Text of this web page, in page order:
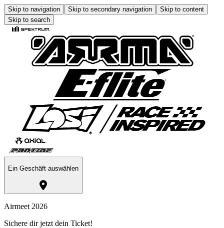
Skip to navigation Skip to secondary navigation
Skip to content
Skip to search
Ein Geschäft auswählen
Airmeet 2026
Sichere dir jetzt dein Ticket!